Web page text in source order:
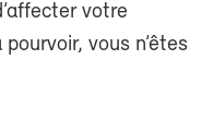
votre
vous n’êtes